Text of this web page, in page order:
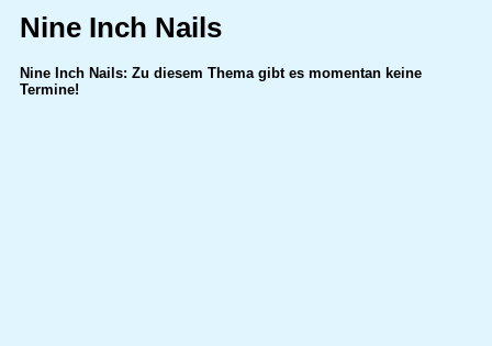
Nine Inch Nails
Nine Inch Nails: Zu diesem Thema gibt es momentan keine
Termine!